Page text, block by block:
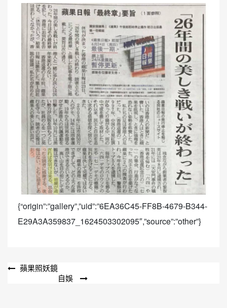
{“origin”:”gallery”,”uid”:”6EA36C45-FF8B-4679-B344-
E29A3A359837_1624503302095″,”source”:”other”}
文 蘋果照妖鏡
自娛